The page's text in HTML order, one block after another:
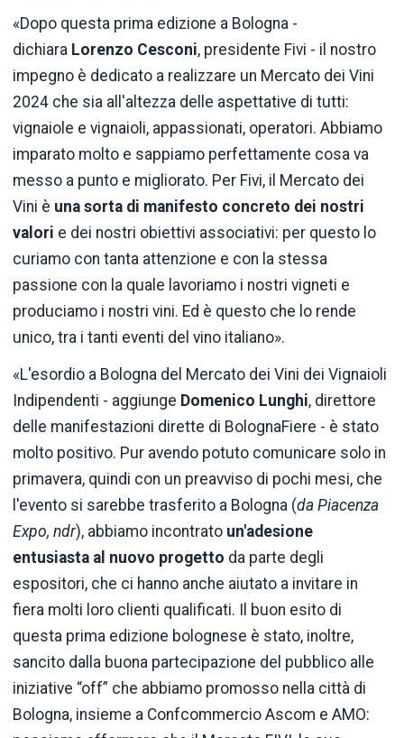
«Dopo questa prima edizione a Bologna -
dichiara Lorenzo Cesconi, presidente Fivi - il nostro
impegno è dedicato a realizzare un Mercato dei Vini
2024 che sia all'altezza delle aspettative di tutti:
vignaiole e vignaioli, appassionati, operatori. Abbiamo
imparato molto e sappiamo perfettamente cosa va
messo a punto e migliorato. Per Fivi, il Mercato dei
Vini è una sorta di manifesto concreto dei nostri
valori e dei nostri obiettivi associativi: per questo lo
curiamo con tanta attenzione e con la stessa
passione con la quale lavoriamo i nostri vigneti e
produciamo i nostri vini. Ed è questo che lo rende
unico, tra i tanti eventi del vino italiano».
«L'esordio a Bologna del Mercato dei Vini dei Vignaioli
Indipendenti - aggiunge Domenico Lunghi, direttore
delle manifestazioni dirette di BolognaFiere - è stato
molto positivo. Pur avendo potuto comunicare solo in
primavera, quindi con un preavviso di pochi mesi, che
l'evento si sarebbe trasferito a Bologna (da Piacenza
Expo, ndr), abbiamo incontrato un'adesione
entusiasta al nuovo progetto da parte degli
espositori, che ci hanno anche aiutato a invitare in
fiera molti loro clienti qualificati. Il buon esito di
questa prima edizione bolognese è stato, inoltre,
sancito dalla buona partecipazione del pubblico alle
iniziative “off” che abbiamo promosso nella città di
Bologna, insieme a Confcommercio Ascom e AMO: